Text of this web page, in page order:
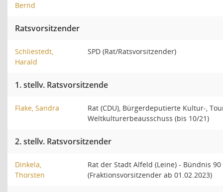
Bernd
Ratsvorsitzender
Schliestedt,
Harald
SPD (Rat/Ratsvorsitzender)
1. stellv. Ratsvorsitzende
Flake, Sandra
Rat (CDU), Bürgerdeputierte Kultur-,
Weltkulturerbeausschuss (bis 10/21)
2. stellv. Ratsvorsitzender
Dinkela,
Thorsten
Rat der Stadt Alfeld (Leine) - Bündnis
(Fraktionsvorsitzender ab 01.02.2023)